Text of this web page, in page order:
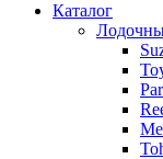
Каталог